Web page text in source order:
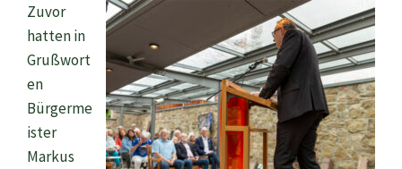
Zuvor
hatten in
Grußwort
en
Bürgerme
ister
Markus